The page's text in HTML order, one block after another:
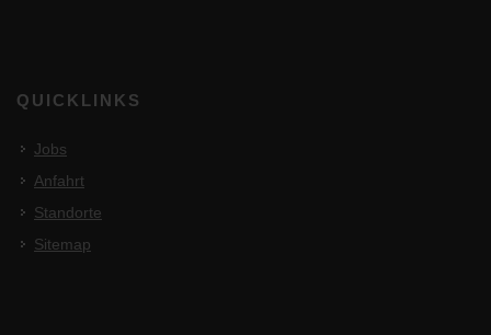
QUICKLINKS
Jobs
Anfahrt
Standorte
Sitemap